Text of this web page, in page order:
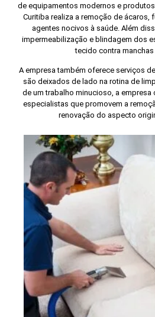
de equipamentos modernos e
Curitiba realiza a remoção de ácaros,
agentes nocivos à saúde. Além
impermeabilização e blindagem dos
tecido contra manchas
A empresa também oferece serviços
são deixados de lado na rotina de
de um trabalho minucioso, a
especialistas que promovem a
renovação do aspecto